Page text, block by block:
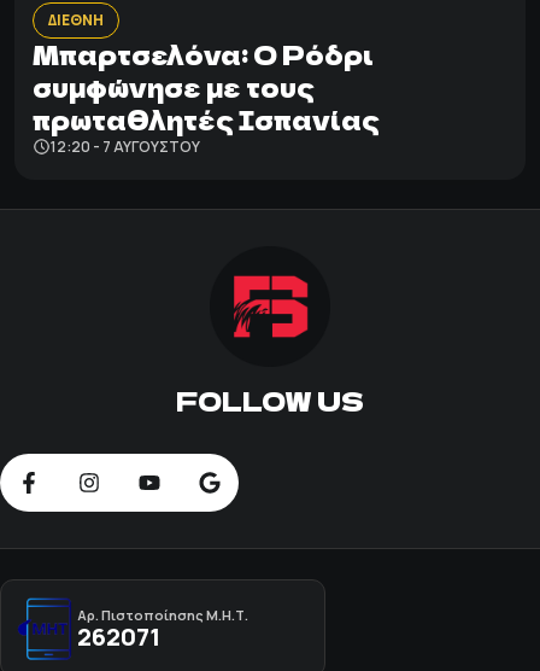
ΔΙΕΘΝΗ
Μπαρτσελόνα: Ο Ρόδρι
συμφώνησε με τους
πρωταθλητές Ισπανίας
12:20 - 7 ΑΥΓΟΎΣΤΟΥ
FOLLOW US
Αρ. Πιστοποίησης Μ.Η.Τ.
262071